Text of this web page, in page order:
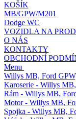
KOŠÍK
MB/GPW/M201
Dodge WC
VOZIDLA NA
O NÁS
KONTAKTY
OBCHODNÍ
Menu
Willys MB, Ford
Karoserie - Willys
Rám - Willys MB,
Motor - Willys MB,
Spojka - Willys MB,